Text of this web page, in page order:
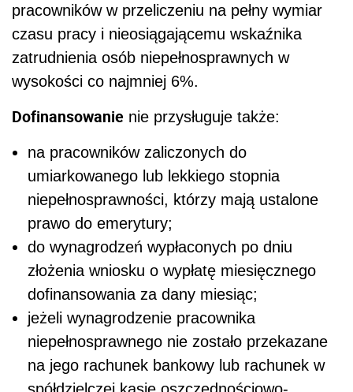
pracowników w przeliczeniu na pełny wymiar
czasu pracy i nieosiągającemu wskaźnika
zatrudnienia osób niepełnosprawnych w
wysokości co najmniej 6%.
Dofinansowanie nie przysługuje także:
na pracowników zaliczonych do
umiarkowanego lub lekkiego stopnia
niepełnosprawności, którzy mają ustalone
prawo do emerytury;
do wynagrodzeń wypłaconych po dniu
złożenia wniosku o wypłatę miesięcznego
dofinansowania za dany miesiąc;
jeżeli wynagrodzenie pracownika
niepełnosprawnego nie zostało przekazane
na jego rachunek bankowy lub rachunek w